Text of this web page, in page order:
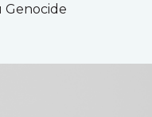
Genocide